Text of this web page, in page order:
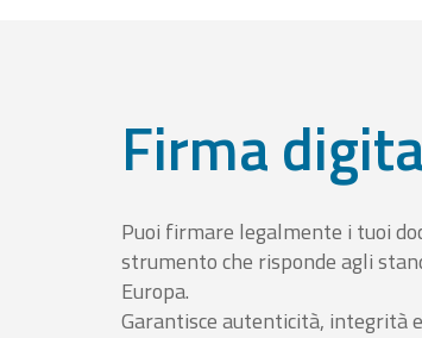
Firma
Puoi firmare legalmente i tuoi
strumento che risponde agli
Europa.
Garantisce autenticità, integrità